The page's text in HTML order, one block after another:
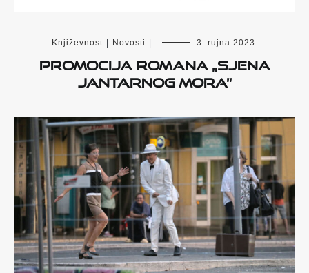
Književnost | Novosti | 3. rujna 2023.
Promocija romana „Sjena
Jantarnog mora”